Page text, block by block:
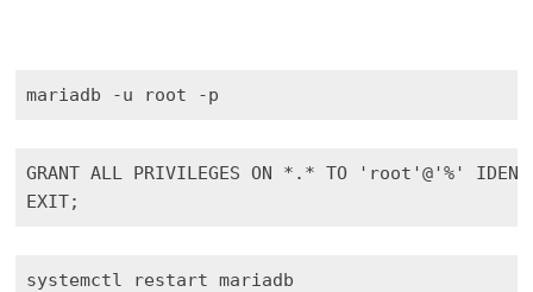
mariadb -u root -p
EXIT;
systemctl restart mariadb